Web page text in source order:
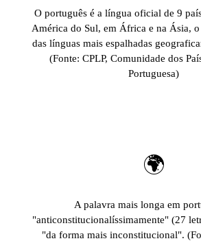
O português é a língua oficial de 9
América do Sul, em África e na Ásia,
das línguas mais espalhadas
(Fonte: CPLP, Comunidade dos
Portuguesa)
🌍
A palavra mais longa em
"anticonstitucionalíssimamente" (27
"da forma mais inconstitucional".